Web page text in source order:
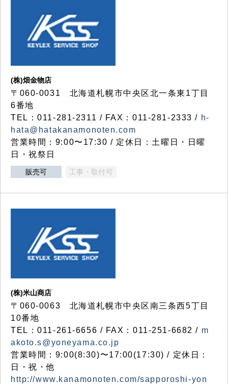
(株)畑金物店
〒060-0031 北海道札幌市中央区北一条東1丁目
6番地
TEL：011-281-2311 / FAX：011-281-2333 / h-
hata@hatakanamonoten.com
営業時間：9:00〜17:30 / 定休日：土曜日・日曜
日・祝祭日
販売可 工事・取付可
(株)米山商店
〒060-0063 北海道札幌市中央区南三条西5丁目
10番地
TEL：011-261-6656 / FAX：011-251-6682 / m
akoto.s@yoneyama.co.jp
営業時間：9:00(8:30)〜17:00(17:30) / 定休日：
日・祝・他
http://www.kanamonoten.com/sapporoshi-yon